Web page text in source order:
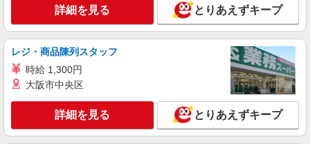
詳細を見る とりあえずキープ
レジ・商品陳列スタッフ
時給 1,300円
大阪市中央区
詳細を見る とりあえずキープ